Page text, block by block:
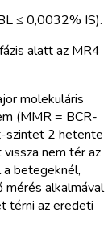
≤ 0,0032% IS).
alatt az MR4
molekuláris
(MMR = BCR-
szintet 2 hetente
nem tér az
betegeknél,
alkalmával
térni az eredeti